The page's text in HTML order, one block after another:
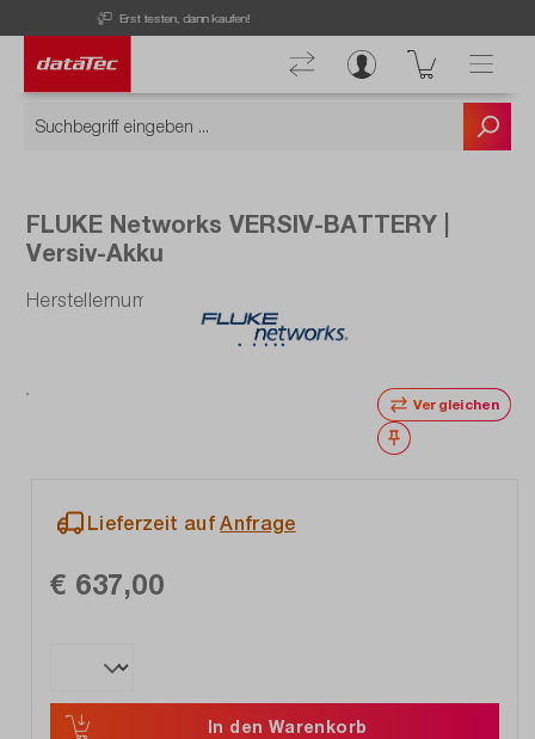
Kostenloser Versand ab 50 € Bestellwert!
FLUKE Networks VERSIV-BATTERY |
Versiv-Akku
Herstellernummer: VERSIV-BATTERY
Vergleichen
Merken
Lieferzeit aufAnfrage
€ 637,00
In den Warenkorb